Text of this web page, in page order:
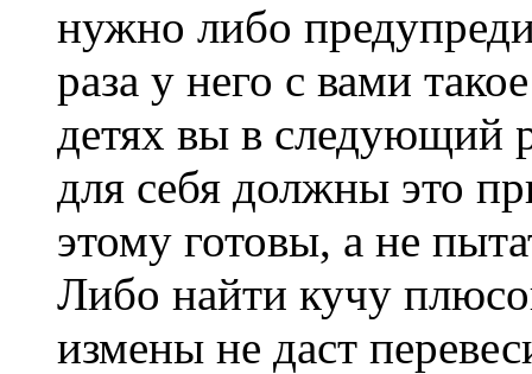
нужно либо
раза у него с вами
детях вы в следующий
для себя должны это
этому готовы, а не
Либо найти кучу
измены не даст